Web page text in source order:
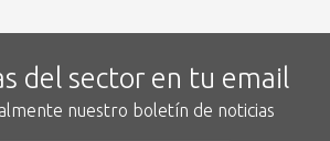
del sector en tu email
nuestro boletín de noticias